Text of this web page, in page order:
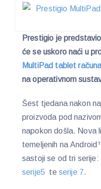
Prestigio je
će se uskoro naći u
MultiPad tablet
na operativnom
Šest tjedana nakon
proizvoda pod
napokon došla. Nova
temeljenih na
sastoji se od tri
serije5 te serije 7.